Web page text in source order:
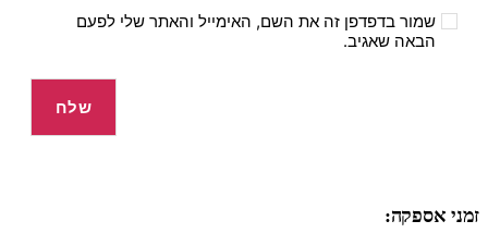
שמור בדפדפן זה את השם, האימייל והאתר שלי לפעם
הבאה שאגיב.
זמני אספקה: